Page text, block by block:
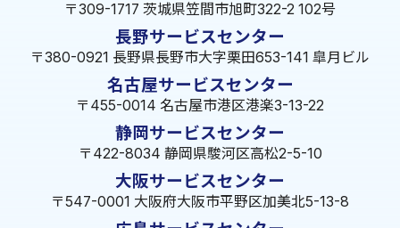
〒309-1717 茨城県笠間市旭町322-2 102号
長野サービスセンター
〒380-0921 長野県長野市大字栗田653-141 皐月ビル
名古屋サービスセンター
〒455-0014 名古屋市港区港楽3-13-22
静岡サービスセンター
〒422-8034 静岡県駿河区高松2-5-10
大阪サービスセンター
〒547-0001 大阪府大阪市平野区加美北5-13-8